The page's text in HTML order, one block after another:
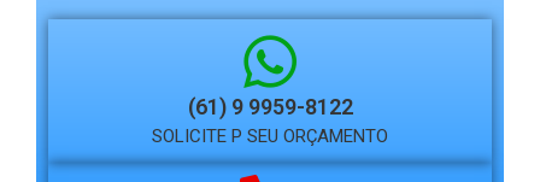
(61) 9 9959-8122
SOLICITE P SEU ORÇAMENTO